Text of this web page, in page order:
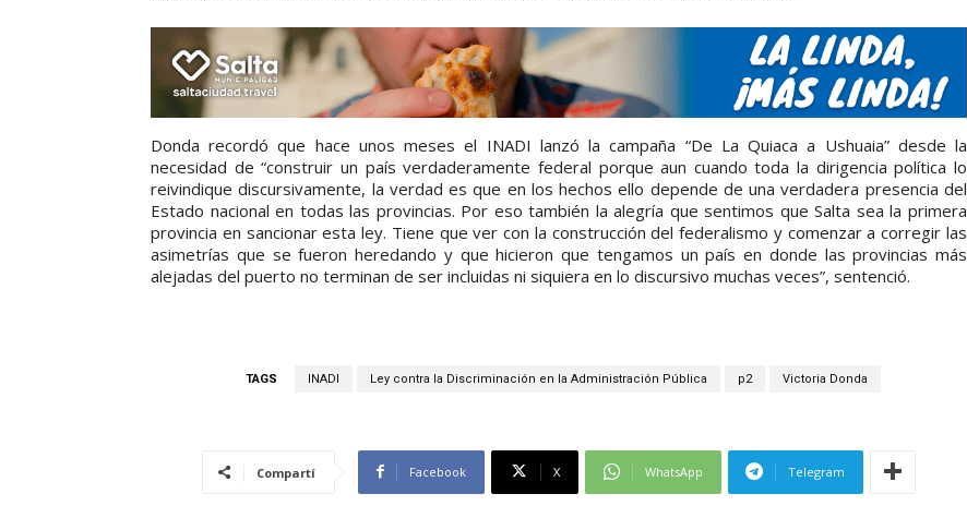
Donda recordó que hace unos meses el INADI lanzó la campaña “De La Quiaca a Ushuaia” desde la
necesidad de “construir un país verdaderamente federal porque aun cuando toda la dirigencia política lo
reivindique discursivamente, la verdad es que en los hechos ello depende de una verdadera presencia del
Estado nacional en todas las provincias. Por eso también la alegría que sentimos que Salta sea la primera
provincia en sancionar esta ley. Tiene que ver con la construcción del federalismo y comenzar a corregir las
asimetrías que se fueron heredando y que hicieron que tengamos un país en donde las provincias más
alejadas del puerto no terminan de ser incluidas ni siquiera en lo discursivo muchas veces”, sentenció.
TAGS INADI Ley contra la Discriminación en la Administración Pública p2 Victoria Donda
Compartí Facebook X WhatsApp Telegram